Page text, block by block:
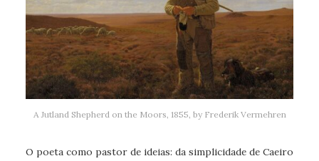
A Jutland Shepherd on the Moors, 1855, by Frederik Vermehren
O poeta como pastor de ideias: da simplicidade de Caeiro